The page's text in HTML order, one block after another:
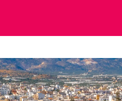
Itália
Londres
Reino Unido